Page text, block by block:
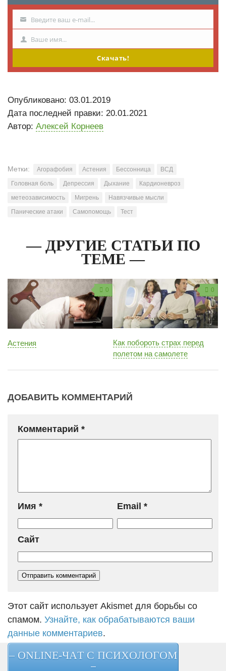
Ваш
mail
Введите ваш e-mail...
Имя
Ваше имя...
Скачать!
Опубликовано: 03.01.2019
Дата последней правки: 20.01.2021
Автор: Алексей Корнеев
Метки: Агорафобия Астения Бессонница
ВСД
Головная боль
Депрессия Дыхание
Кардионевроз
метеозависимость
Мигрень
Навязчивые мысли
Панические атаки
Самопомощь Тест
— ДРУГИЕ СТАТЬИ ПО
ТЕМЕ —
0
Астения
0
Как побороть страх перед
полетом на самолете
ДОБАВИТЬ КОММЕНТАРИЙ
Комментарий *
Имя * Email *
Сайт
Этот сайт использует Akismet для борьбы со
спамом. Узнайте, как обрабатываются ваши
данные комментариев.
– ONLINE-ЧАТ С ПСИХОЛОГОМ
–